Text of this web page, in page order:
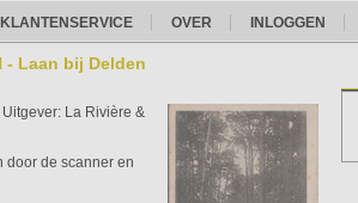
KLANTENSERVICE OVER INLOGGEN
- Laan bij Delden
La Rivière &
door de scanner en